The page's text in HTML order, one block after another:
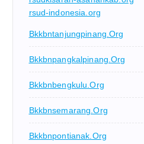
rsud-indonesia.org
Bkkbntanjungpinang.org
Bkkbnpangkalpinang.org
Bkkbnbengkulu.org
Bkkbnsemarang.org
Bkkbnpontianak.org